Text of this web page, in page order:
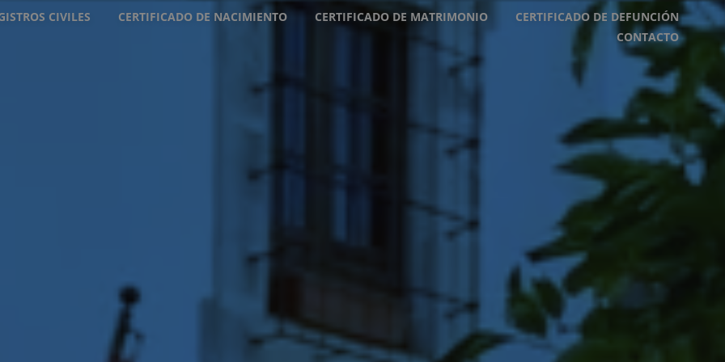
CIVILES CERTIFICADO DE NACIMIENTO CERTIFICADO DE MATRIMONIO
CERTIFICADO DE DEFUNCIÓN
CONTACTO